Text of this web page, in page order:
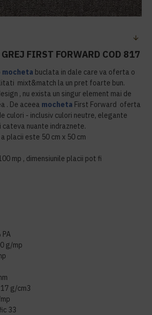
GREJ FIRST FORWARD COD 817
mocheta buclata in dale care va oferta o
mixt&match la un pret foarte bun.
, nu exista un singur element mai de
. De aceea mocheta First Forward oferta
culori - inclusiv culori neutre, elegante
cateva nuante indraznete.
placii este 50 cm x 50 cm
mp , dimensiunile placii pot fi
g/mp
g/cm3
33